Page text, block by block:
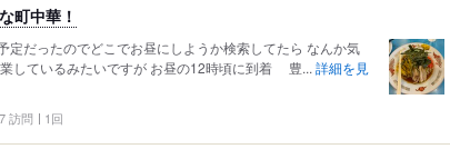
町中華！
定だったのでどこでお昼にしようか検索してたら なんか気
しているみたいですが お昼の12時頃に到着 豊... 詳細を見
訪問 1回